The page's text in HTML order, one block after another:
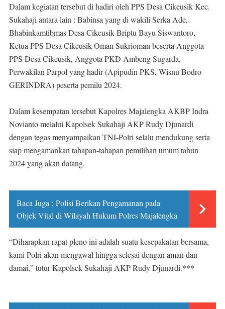
Dalam kegiatan tersebut di hadiri oleh PPS Desa Cikeusik Kec.
Sukahaji antara lain : Babinsa yang di wakili Serka Ade,
Bhabinkamtibmas Desa Cikeusik Briptu Bayu Siswantoro,
Ketua PPS Desa Cikeusik Oman Sukrioman beserta Anggota
PPS Desa Cikeusik, Anggota PKD Ambeng Sugarda,
Perwakilan Parpol yang hadir (Apipudin PKS, Wisnu Bodro
GERINDRA) peserta pemilu 2024.
Dalam kesempatan tersebut Kapolres Majalengka AKBP Indra
Novianto melalui Kapolsek Sukahaji AKP Rudy Djunardi
dengan tegas menyampaikan TNI-Polri selalu mendukung serta
siap mengamankan tahapan-tahapan pemilihan umum tahun
2024 yang akan datang.
Baca Juga : Polisi Berikan Pengamanan pada
Objek Vital di Wilayah Hukum Polres Majalengka
“Diharapkan rapat pleno ini adalah suatu kesepakatan bersama,
kami Polri akan mengawal hingga selesai dengan aman dan
damai,” tutur Kapolsek Sukahaji AKP Rudy Djunardi.***